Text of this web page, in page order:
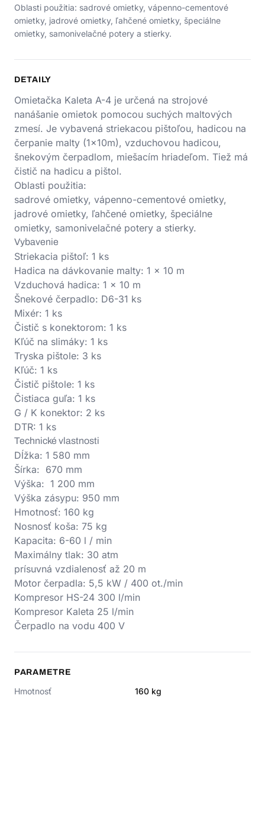
Oblasti použitia: sadrové omietky, vápenno-cementové
omietky, jadrové omietky, ľahčené omietky, špeciálne
omietky, samonivelačné potery a stierky.
DETAILY
Omietačka Kaleta A-4 je určená na strojové
nanášanie omietok pomocou suchých maltových
zmesí. Je vybavená striekacou pištoľou, hadicou na
čerpanie malty (1x10m), vzduchovou hadicou,
šnekovým čerpadlom, miešacím hriadeľom. Tiež má
čistič na hadicu a pištol.
Oblasti použitia:
sadrové omietky, vápenno-cementové omietky,
jadrové omietky, ľahčené omietky, špeciálne
omietky, samonivelačné potery a stierky.
Vybavenie
Striekacia pištoľ: 1 ks
Hadica na dávkovanie malty: 1 × 10 m
Vzduchová hadica: 1 × 10 m
Šnekové čerpadlo: D6-31 ks
Mixér: 1 ks
Čistič s konektorom: 1 ks
Kľúč na slimáky: 1 ks
Tryska pištole: 3 ks
Kľúč: 1 ks
Čistič pištole: 1 ks
Čistiaca guľa: 1 ks
G / K konektor: 2 ks
DTR: 1 ks
Technické vlastnosti
Dĺžka: 1 580 mm
Šírka: 670 mm
Výška: 1 200 mm
Výška zásypu: 950 mm
Hmotnosť: 160 kg
Nosnosť koša: 75 kg
Kapacita: 6-60 l / min
Maximálny tlak: 30 atm
prísuvná vzdialenosť až 20 m
Motor čerpadla: 5,5 kW / 400 ot./min
Kompresor HS-24 300 l/min
Kompresor Kaleta 25 l/min
Čerpadlo na vodu 400 V
PARAMETRE
Hmotnosť 160 kg